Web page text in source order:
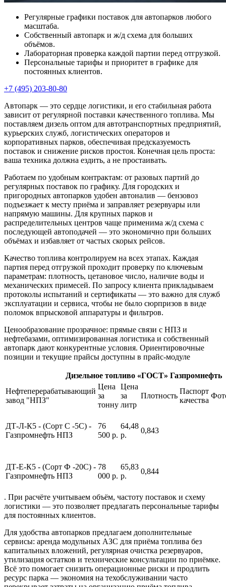
Регулярные графики поставок для автопарков любого
масштаба.
Собственный автопарк и ж/д схема для больших
объёмов.
Лабораторная проверка каждой партии перед отгрузкой.
Персональные тарифы и приоритет в графике для
постоянных клиентов.
+7 (495) 203-80-80
Автопарк — это сердце логистики, и его стабильная работа
зависит от регулярной поставки качественного топлива. Мы
поставляем дизель оптом для автотранспортных предприятий,
курьерских служб, логистических операторов и
корпоративных парков, обеспечивая предсказуемость
поставок и снижение рисков простоя. Конечная цель проста:
ваша техника должна ездить, а не простаивать.
Работаем по удобным контрактам: от разовых партий до
регулярных поставок по графику. Для городских и
пригородных автопарков удобен автоналив — бензовоз
подъезжает к месту приёма и заправляет резервуары или
напрямую машины. Для крупных парков и
распределительных центров чаще применима ж/д схема с
последующей автоподачей — это экономично при больших
объёмах и избавляет от частых скорых рейсов.
Качество топлива контролируем на всех этапах. Каждая
партия перед отгрузкой проходит проверку по ключевым
параметрам: плотность, цетановое число, наличие воды и
механических примесей. По запросу клиента прикладываем
протоколы испытаний и сертификаты — это важно для служб
эксплуатации и сервиса, чтобы не было сюрпризов в виде
поломок впрысковой аппаратуры и фильтров.
Ценообразование прозрачное: прямые связи с НПЗ и
нефтебазами, оптимизированная логистика и собственный
автопарк дают конкурентные условия. Ориентировочные
позиции и текущие прайсы доступны в прайс-модуле
Дизельное топливо «ГОСТ» Газпромнефть
Нефтеперерабатывающий
завод "НПЗ"
Цена
за
тонну
Цена
за
литр
Плотность
Паспорт
качества
ДТ-Л-К5 - (Сорт С -5С) -
Газпромнефть НПЗ
76
500 р.
64,48
р.
0,843
ДТ-Е-К5 - (Сорт Ф -20С) -
Газпромнефть НПЗ
78
000 р.
65,83
р.
0,844
. При расчёте учитываем объём, частоту поставок и схему
логистики — это позволяет предлагать персональные тарифы
для постоянных клиентов.
Для удобства автопарков предлагаем дополнительные
сервисы: аренда модульных АЗС для приёма топлива без
капитальных вложений, регулярная очистка резервуаров,
утилизация остатков и технические консультации по приёмке.
Всё это помогает снизить операционные риски и продлить
ресурс парка — экономия на техобслуживании часто